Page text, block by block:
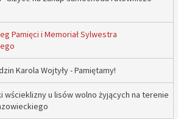
Pamięci i Memoriał Sylwestra
Karola Wojtyły - Pamiętamy!
wścieklizny u lisów wolno żyjących na terenie